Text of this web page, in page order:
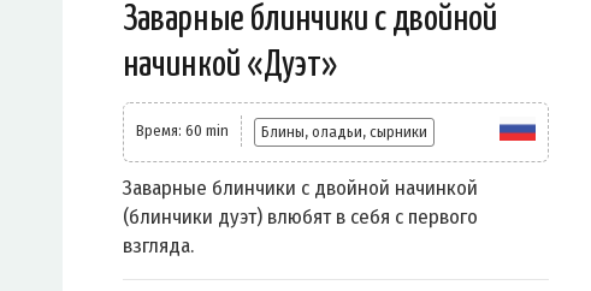
Заварные блинчики с двойной
начинкой «Дуэт»
Время: 60 min Блины, оладьи, сырники
Заварные блинчики с двойной начинкой
(блинчики дуэт) влюбят в себя с первого
взгляда.